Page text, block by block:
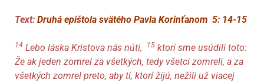
Text: Druhá epištola svätého Pavla Korinťanom 5: 14-15
14 Lebo láska Kristova nás núti, 15 ktorí sme usúdili toto:
Že ak jeden zomrel za všetkých, tedy všetci zomreli, a za
všetkých zomrel preto, aby tí, ktorí žijú, nežili už viacej